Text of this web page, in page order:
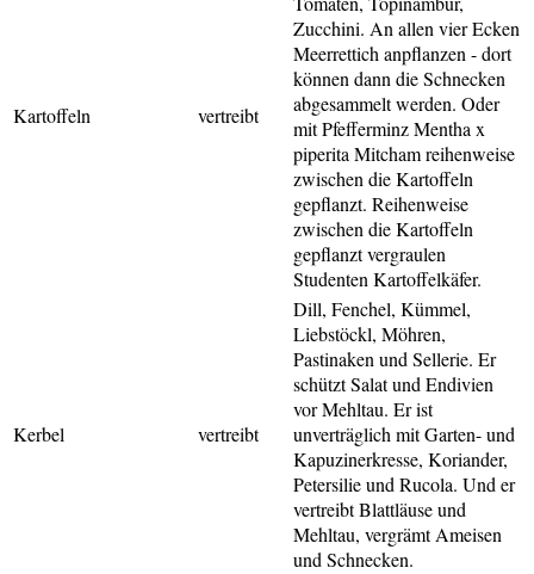
Kartoffeln vertreibt
Zucchini. An allen vier Ecken
Meerrettich anpflanzen - dort
können dann die Schnecken
abgesammelt werden. Oder
mit Pfefferminz Mentha x
piperita Mitcham reihenweise
zwischen die Kartoffeln
gepflanzt. Reihenweise
zwischen die Kartoffeln
gepflanzt vergraulen
Studenten Kartoffelkäfer.
Kerbel vertreibt
Dill, Fenchel, Kümmel,
Liebstöckl, Möhren,
Pastinaken und Sellerie. Er
schützt Salat und Endivien
vor Mehltau. Er ist
unverträglich mit Garten- und
Kapuzinerkresse, Koriander,
Petersilie und Rucola. Und er
vertreibt Blattläuse und
Mehltau, vergrämt Ameisen
und Schnecken.